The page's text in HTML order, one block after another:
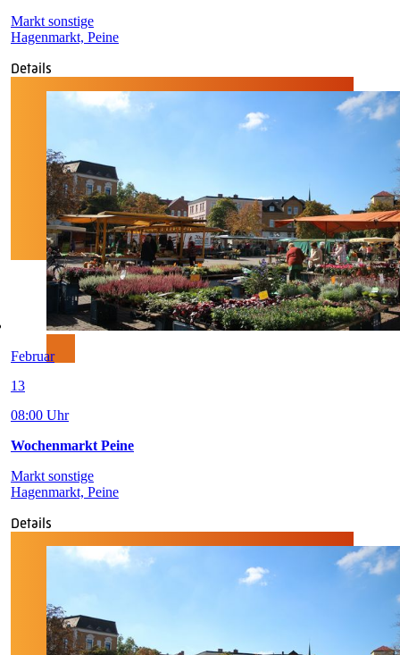
Markt sonstige
Hagenmarkt, Peine
Details
Februar
13
08:00 Uhr
Wochenmarkt Peine
Markt sonstige
Hagenmarkt, Peine
Details